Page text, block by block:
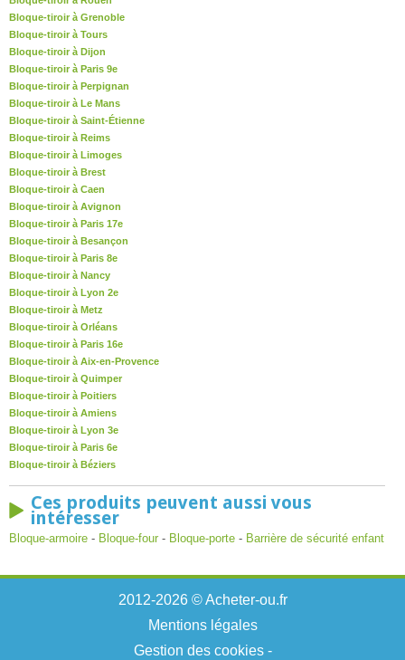
Bloque-tiroir à Grenoble
Bloque-tiroir à Tours
Bloque-tiroir à Dijon
Bloque-tiroir à Paris 9e
Bloque-tiroir à Perpignan
Bloque-tiroir à Le Mans
Bloque-tiroir à Saint-Étienne
Bloque-tiroir à Reims
Bloque-tiroir à Limoges
Bloque-tiroir à Brest
Bloque-tiroir à Caen
Bloque-tiroir à Avignon
Bloque-tiroir à Paris 17e
Bloque-tiroir à Besançon
Bloque-tiroir à Paris 8e
Bloque-tiroir à Nancy
Bloque-tiroir à Lyon 2e
Bloque-tiroir à Metz
Bloque-tiroir à Orléans
Bloque-tiroir à Paris 16e
Bloque-tiroir à Aix-en-Provence
Bloque-tiroir à Quimper
Bloque-tiroir à Poitiers
Bloque-tiroir à Amiens
Bloque-tiroir à Lyon 3e
Bloque-tiroir à Paris 6e
Bloque-tiroir à Béziers
Ces produits peuvent aussi vous
intéresser
Bloque-armoire - Bloque-four - Bloque-porte - Barrière de sécurité enfant
2012-2026 © Acheter-ou.fr
Mentions légales
Gestion des cookies-